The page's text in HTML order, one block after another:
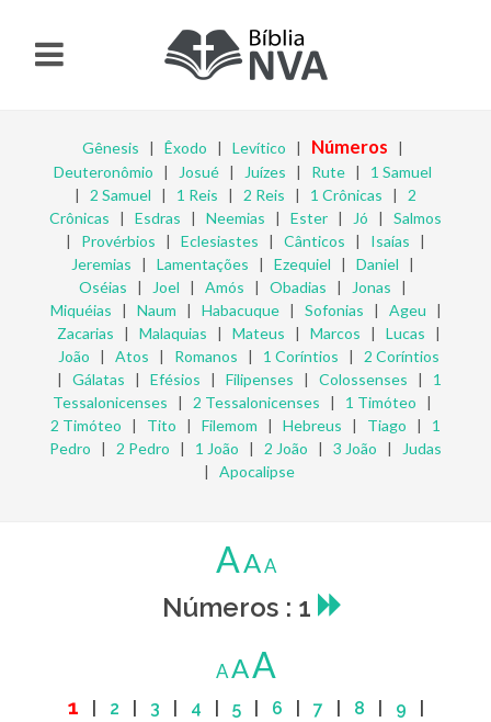
Gênesis | Êxodo | Levítico | Números |
Deuteronômio | Josué| Juízes | Rute| 1 Samuel
| 2 Samuel | 1 Reis | 2 Reis | 1 Crônicas | 2
Crônicas | Esdras | Neemias | Ester | Jó | Salmos
| Provérbios | Eclesiastes | Cânticos | Isaías |
Jeremias | Lamentações | Ezequiel | Daniel |
Oséias | Joel | Amós | Obadias | Jonas |
Miquéias | Naum | Habacuque| Sofonias | Ageu |
Zacarias | Malaquias | Mateus | Marcos | Lucas |
João | Atos | Romanos | 1 Coríntios | 2 Coríntios
| Gálatas | Efésios | Filipenses | Colossenses | 1
Tessalonicenses | 2 Tessalonicenses | 1 Timóteo |
2 Timóteo | Tito | Filemom | Hebreus | Tiago | 1
Pedro | 2 Pedro | 1 João | 2 João | 3 João |
Judas
| Apocalipse
AAA
Números : 1
AAA
1 2 3 4 5| 6 7 8 9